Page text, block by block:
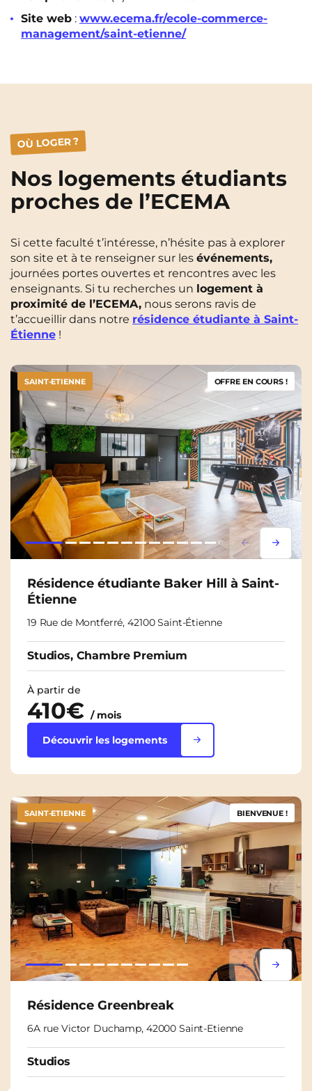
Site web : www.ecema.fr/ecole-commerce-
management/saint-etienne/
OÙ LOGER ?
Nos logements étudiants
proches de l’ECEMA
Si cette faculté t’intéresse, n’hésite pas à explorer
son site et à te renseigner sur les événements,
journées portes ouvertes et rencontres avec les
enseignants. Si tu recherches un logement à
proximité de l’ECEMA, nous serons ravis de
t’accueillir dans notre résidence étudiante à Saint-
Étienne !
Lorem ipsum
Lorem
SAINT-ETIENNE OFFRE EN COURS !
Résidence étudiante Baker Hill à Saint-
Étienne
19 Rue de Montferré, 42100 Saint-Étienne
Studios, Chambre Premium
À partir de
410€ / mois
Découvrir les logements
Lorem ipsum
Lorem
SAINT-ETIENNE BIENVENUE !
Résidence Greenbreak
6A rue Victor Duchamp, 42000 Saint-Etienne
Studios